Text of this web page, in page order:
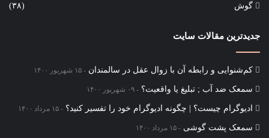
گوش (۳۸)
جدیدترین مقالات سایت
کم‌شنوایی و رابطه آن با زوال عقل در سالمندان ۱۵ شهریور ۱۴۰۰
سمعک ضد آب ; تبلیغ یا واقعیت؟ ۰۹ شهریور ۱۴۰۰
ادیوگرام چیست؟ | چگونه ادیوگرام خود را تفسیر کنید؟ ۱۵ مرداد ۱۴۰۰
سمعک‌ پشت گوشی ۱۵ مرداد ۱۴۰۰